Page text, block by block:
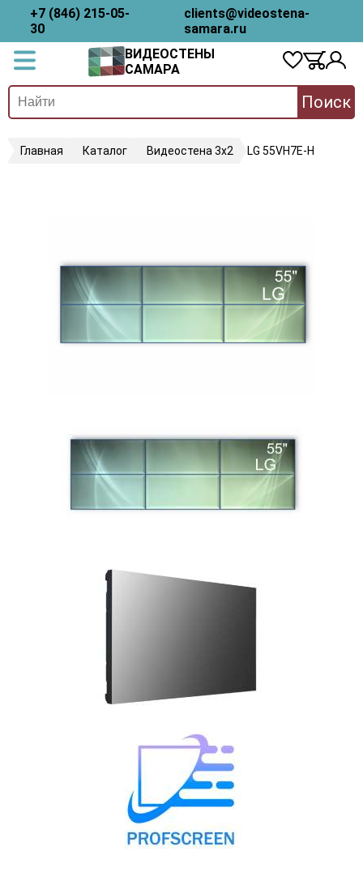
+7 (846) 215-05-
30
clients@videostena-
samara.ru
ВИДЕОСТЕНЫ
САМАРА
Поиск
Главная Каталог Видеостена 3х2 LG 55VH7E-H